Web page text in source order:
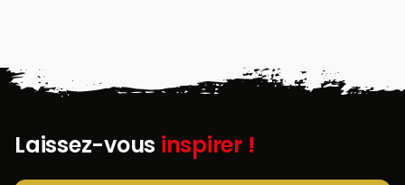
Laissez-vous inspirer !